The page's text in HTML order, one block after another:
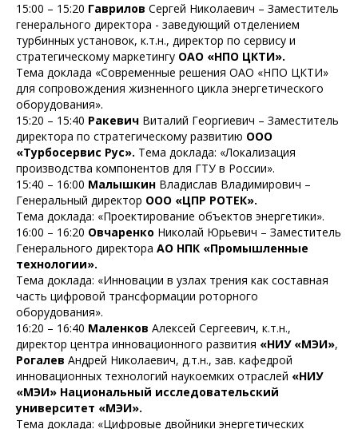
15:00 – 15:20 Гаврилов Сергей Николаевич – Заместитель
генерального директора - заведующий отделением
турбинных установок, к.т.н., директор по сервису и
стратегическому маркетингу ОАО «НПО ЦКТИ».
Тема доклада «Современные решения ОАО «НПО ЦКТИ»
для сопровождения жизненного цикла энергетического
оборудования».
15:20 – 15:40 Ракевич Виталий Георгиевич – Заместитель
директора по стратегическому развитию ООО
«Турбосервис Рус». Тема доклада: «Локализация
производства компонентов для ГТУ в России».
15:40 – 16:00 Малышкин Владислав Владимирович –
Генеральный директор ООО «ЦПР РОТЕК».
Тема доклада: «Проектирование объектов энергетики».
16:00 – 16:20 Овчаренко Николай Юрьевич – Заместитель
Генерального директора АО НПК «Промышленные
технологии».
Тема доклада: «Инновации в узлах трения как составная
часть цифровой трансформации роторного
оборудования».
16:20 – 16:40 Маленков Алексей Сергеевич, к.т.н.,
директор центра инновационного развития «НИУ «МЭИ»,
Рогалев Андрей Николаевич, д.т.н., зав. кафедрой
инновационных технологий наукоемких отраслей «НИУ
«МЭИ» Национальный исследовательский
университет «МЭИ».
Тема доклада: «Цифровые двойники энергетических